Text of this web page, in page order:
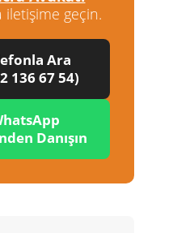
geçin.
Ara
136 67 54)
Danışın